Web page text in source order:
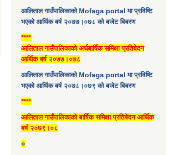
आलिताल गाउँपालिकाको Mofaga portal मा प्रविष्टि
भएको आर्थिक बर्ष २०७७।०७८ को बजेट बिबरण
****
आलिताल गाउँपालिकाको अर्धबार्षिक समिक्षा प्रतिबेदन
आर्थिक बर्ष २०७७।०७८
आलिताल गाउँपालिकाको Mofaga portal मा प्रविष्टि
भएको आर्थिक बर्ष २०७८।०७९ को बजेट बिबरण
****
आलिताल गाउँपालिकाको बार्षिक समिक्षा प्रतिबेदन आर्थिक
बर्ष २०७९।०८
०